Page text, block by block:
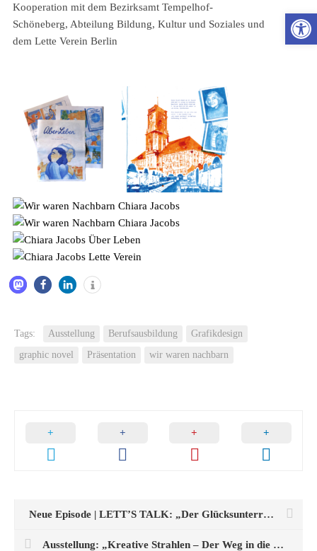
Kooperation mit dem Bezirksamt Tempelhof-
Schöneberg, Abteilung Bildung, Kultur und Soziales und
dem Lette Verein Berlin
Tags: Ausstellung Berufsausbildung
Grafikdesign
graphic novel
Präsentation wir waren nachbarn
Neue Episode | LETT’S TALK: „Der Glücksunterricht im Lette Verein“
Ausstellung: „Kreative Strahlen – Der Weg in die digitale Zukunft“